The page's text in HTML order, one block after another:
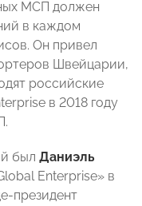
МСП должен
в каждом
Он привел
Швейцарии,
российские
в 2018 году
был Даниэль
Enterprise» в
президент